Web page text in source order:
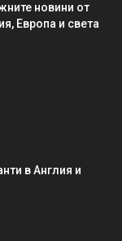
новини от
Европа и света
в Англия и